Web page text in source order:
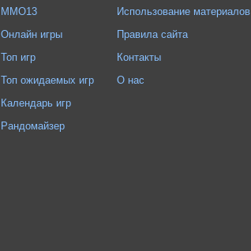
MMO13
Онлайн игры
Топ игр
Топ ожидаемых игр
Календарь игр
Рандомайзер
Использование материалов
Правила сайта
Контакты
О нас